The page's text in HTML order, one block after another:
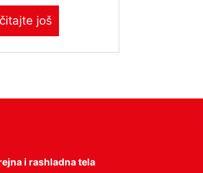
još
i rashladna tela